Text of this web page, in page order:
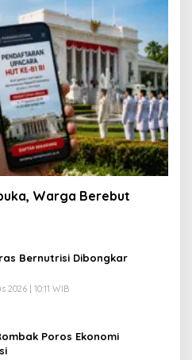
Warga Berebut
Bernutrisi Dibongkar
2026 | 10:11 WIB
Poros Ekonomi